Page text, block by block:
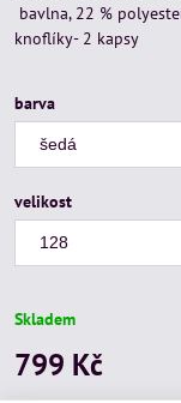
bavlna, 22 %
knoflíky- 2 kapsy
barva
velikost
Skladem
799 Kč